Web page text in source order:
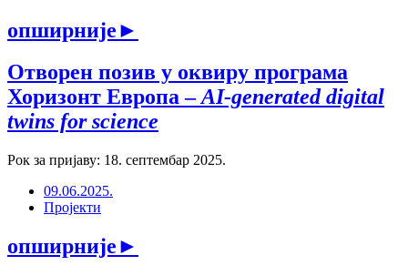
опширније►
Отворен позив у оквиру програма
Хоризонт Европа –AI-generated digital
twins for science
Рок за пријаву: 18. септембар 2025.
09.06.2025.
Пројекти
опширније►